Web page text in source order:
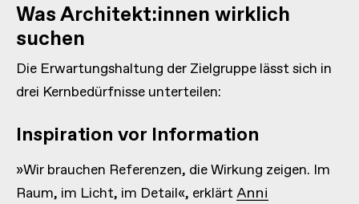
Was Architekt:innen wirklich
suchen
Die Erwartungshaltung der Zielgruppe lässt sich in
drei Kernbedürfnisse unterteilen:
Inspiration vor Information
»Wir brauchen Referenzen, die Wirkung zeigen. Im
Raum, im Licht, im Detail«, erklärtAnni